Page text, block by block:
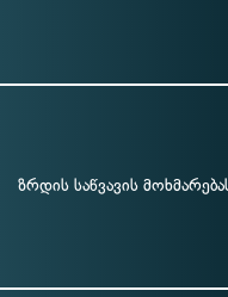
ზრდის საწვავის